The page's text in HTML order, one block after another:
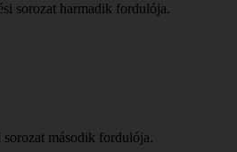
sorozat harmadik fordulója.
sorozat második fordulója.